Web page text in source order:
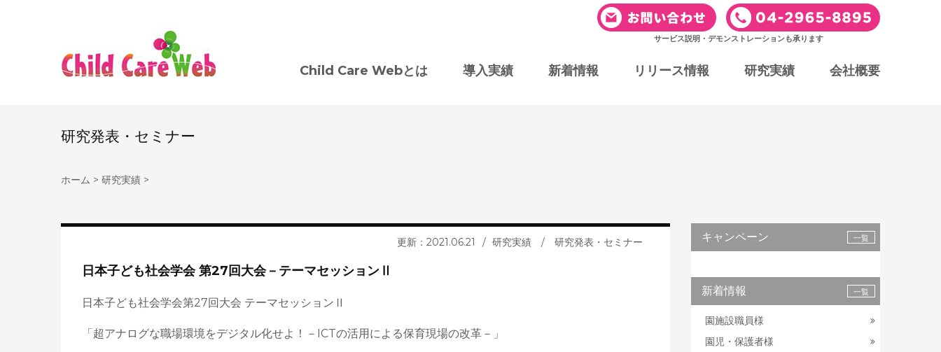
Child Care Webとは 導入実績 新着情報 リリース情報 研究実績 会社概要
サービス説明・デモンストレーションも承ります
研究発表・セミナー
ホーム > 研究実績 >
更新：2021.06.21 研究実績 / 研究発表・セミナー
日本子ども社会学会 第27回大会－テーマセッションⅡ
日本子ども社会学会第27回大会 テーマセッションⅡ
「超アナログな職場環境をデジタル化せよ！－ICTの活用による保育現場の改革－」
キャンペーン 一覧
新着情報 一覧
園施設職員様
園児・保護者様